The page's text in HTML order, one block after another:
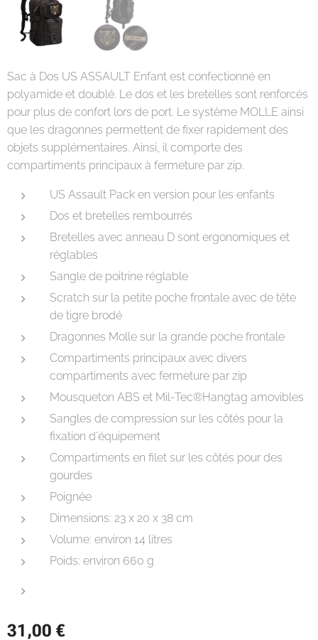
Sac à Dos US ASSAULT Enfant est confectionné en
polyamide et doublé. Le dos et les bretelles sont renforcés
pour plus de confort lors de port. Le système MOLLE ainsi
que les dragonnes permettent de fixer rapidement des
objets supplémentaires. Ainsi, il comporte des
compartiments principaux à fermeture par zip.
US Assault Pack en version pour les enfants
Dos et bretelles rembourrés
Bretelles avec anneau D sont ergonomiques et
réglables
Sangle de poitrine réglable
Scratch sur la petite poche frontale avec de tête
de tigre brodé
Dragonnes Molle sur la grande poche frontale
Compartiments principaux avec divers
compartiments avec fermeture par zip
Mousqueton ABS et Mil-Tec®Hangtag amovibles
Sangles de compression sur les côtés pour la
fixation d´équipement
Compartiments en filet sur les côtés pour des
gourdes
Poignée
Dimensions: 23 x 20 x 38 cm
Volume: environ 14 litres
Poids: environ 660 g
31,00 €